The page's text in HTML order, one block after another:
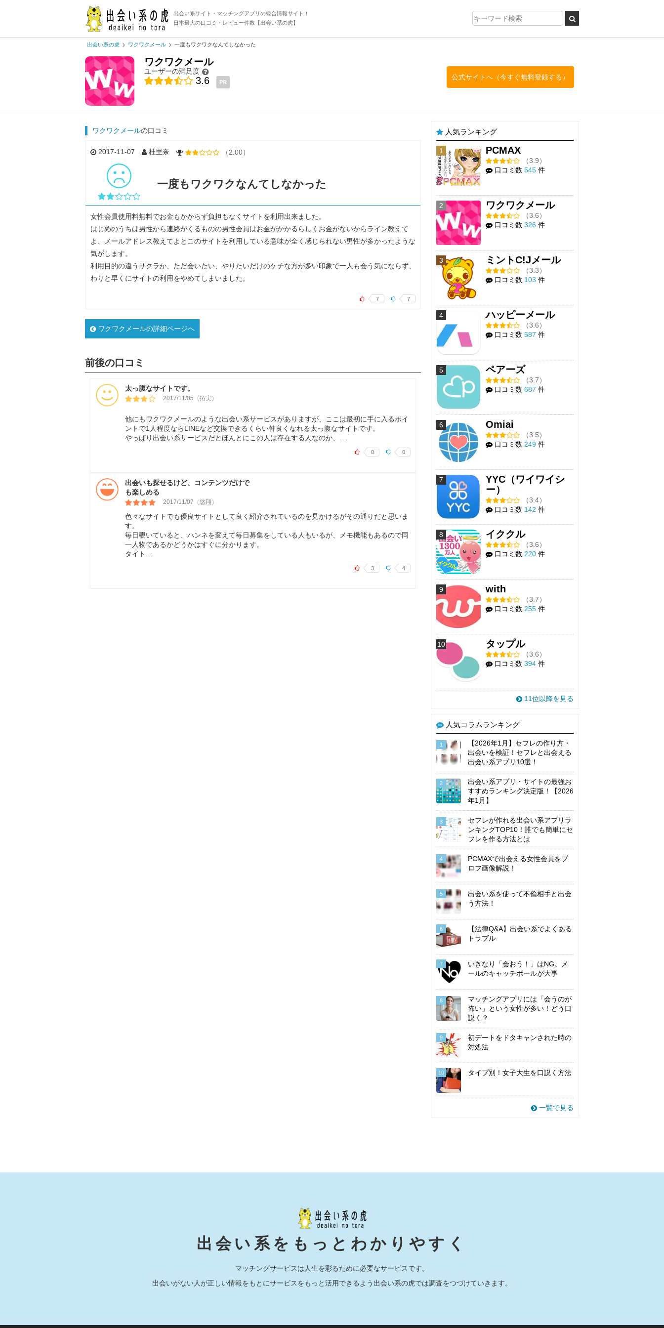
出会い系サイト・マッチングアプリの総合情報サイト！
日本最大の口コミ・レビュー件数【出会い系の虎】
出会い系の虎 ワクワクメール 一度もワクワクなんてしなかった
ワクワクメール
ユーザーの満足度
3.6 PR
公式サイトへ（今すぐ無料登録する）
ワクワクメールの口コミ
2017-11-07 桂里奈 （2.00）
一度もワクワクなんてしなかった
女性会員使用料無料でお金もかからず負担もなくサイトを利用出来ました。
はじめのうちは男性から連絡がくるものの男性会員はお金がかかるらしくお金がないからライン教えて
よ、メールアドレス教えてよとこのサイトを利用している意味が全く感じられない男性が多かったような
気がします。
利用目的の違うサクラか、ただ会いたい、やりたいだけのケチな方が多い印象で一人も会う気にならず、
わりと早くにサイトの利用をやめてしまいました。
7 7
ワクワクメールの詳細ページへ
前後の口コミ
太っ腹なサイトです。
2017/11/05（拓実）
他にもワクワクメールのような出会い系サービスがありますが、ここは最初に手に入るポイ
ントで1人程度ならLINEなど交換できるくらい仲良くなれる太っ腹なサイトです。
やっぱり出会い系サービスだとほんとにこの人は存在する人なのか、…
0 0
出会いも探せるけど、コンテンツだけで
も楽しめる
2017/11/07（悠翔）
色々なサイトでも優良サイトとして良く紹介されているのを見かけるがその通りだと思いま
す。
毎日覗いていると、ハンネを変えて毎日募集をしている人もいるが、メモ機能もあるので同
一人物であるかどうかはすぐに分かります。
タイト…
3 4
人気ランキング
1 PCMAX
（3.9）
口コミ数 545 件
2 ワクワクメール
（3.6）
口コミ数 326 件
3 ミントC!Jメール
（3.3）
口コミ数 103 件
4 ハッピーメール
（3.6）
口コミ数 587 件
5 ペアーズ
（3.7）
口コミ数 687 件
6 Omiai
（3.5）
口コミ数 249 件
7
YYC（ワイワイシ
ー）
（3.4）
口コミ数 142 件
8 イククル
（3.6）
口コミ数 220 件
9 with
（3.7）
口コミ数 255 件
10 タップル
（3.6）
口コミ数 394 件
11位以降を見る
人気コラムランキング
1
【2026年1月】セフレの作り方・
出会いを検証！セフレと出会える
出会い系アプリ10選！
2
出会い系アプリ・サイトの最強お
すすめランキング決定版！【2026
年1月】
3
セフレが作れる出会い系アプリラ
ンキングTOP10！誰でも簡単にセ
フレを作る方法とは
4
PCMAXで出会える女性会員をプ
ロフ画像解説！
5
出会い系を使って不倫相手と出会
う方法！
6
【法律Q&A】出会い系でよくある
トラブル
7
いきなり「会おう！」はNG。メ
ールのキャッチボールが大事
8
マッチングアプリには「会うのが
怖い」という女性が多い！どう口
説く？
9
初デートをドタキャンされた時の
対処法
10 タイプ別！女子大生を口説く方法
一覧で見る
出会い系をもっとわかりやすく
マッチングサービスは人生を彩るために必要なサービスです。
出会いがない人が正しい情報をもとにサービスをもっと活用できるよう出会い系の虎では調査をつづけていきます。